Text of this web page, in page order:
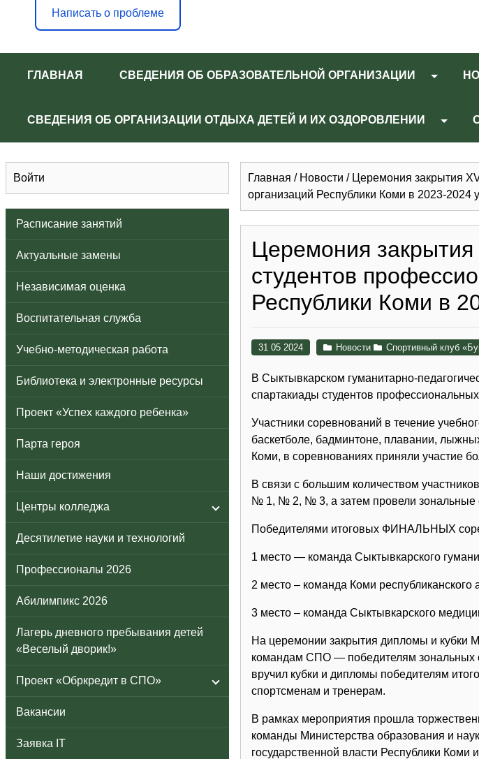
Написать о проблеме
ГЛАВНАЯ СВЕДЕНИЯ ОБ ОБРАЗОВАТЕЛЬНОЙ ОРГАНИЗАЦИИ
СВЕДЕНИЯ ОБ ОРГАНИЗАЦИИ ОТДЫХА ДЕТЕЙ И ИХ ОЗДОРОВЛЕНИИ
Войти
Расписание занятий
Актуальные замены
Независимая оценка
Воспитательная служба
Учебно-методическая работа
Библиотека и электронные ресурсы
Проект «Успех каждого ребенка»
Парта героя
Наши достижения
Центры колледжа
Десятилетие науки и технологий
Профессионалы 2026
Абилимпикс 2026
Лагерь дневного пребывания детей
«Веселый дворик!»
Проект «Обркредит в СПО»
Вакансии
Заявка IT
Главная / Новости / Церемония закрытия
организаций Республики Коми в 2023-2024
Церемония закрытия
студентов
Республики Коми в
31 05 2024 Новости Спортивный клуб
В Сыктывкарском гуманитарно-
спартакиады студентов
Участники соревнований в течение
баскетболе, бадминтоне, плавании,
Коми, в соревнованиях приняли участие
В связи с большим количеством
№ 1, № 2, № 3, а затем провели зональные
Победителями итоговых ФИНАЛЬНЫХ
1 место — команда Сыктывкарского
2 место – команда Коми
3 место – команда Сыктывкарского
На церемонии закрытия дипломы и кубки
командам СПО — победителям зональных
вручил кубки и дипломы победителям
спортсменам и тренерам.
В рамках мероприятия прошла
команды Министерства образования и
государственной власти Республики